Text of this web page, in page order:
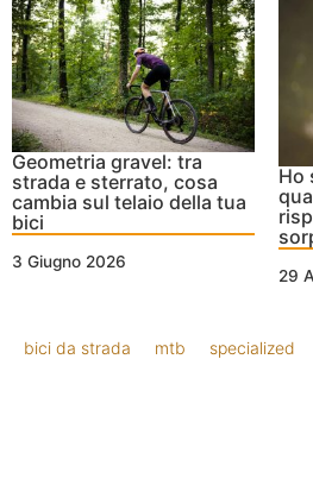
Geometria gravel: tra
strada e sterrato, cosa
cambia sul telaio della tua
bici
3 Giugno 2026
Ho
29
bici da strada mtb specialized